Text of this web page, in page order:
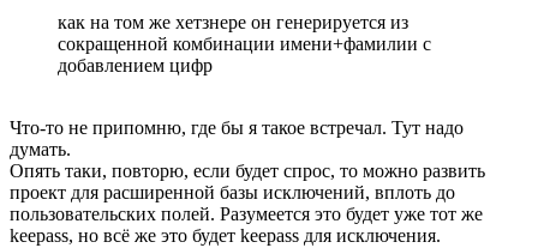
как на том же хетзнере он генерируется из
сокращенной комбинации имени+фамилии с
добавлением цифр
Что-то не припомню, где бы я такое встречал. Тут надо
думать.
Опять таки, повторю, если будет спрос, то можно развить
проект для расширенной базы исключений, вплоть до
пользовательских полей. Разумеется это будет уже тот же
keepass, но всё же это будет keepass для исключения.